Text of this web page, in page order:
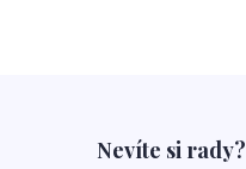
Nevíte si rady?